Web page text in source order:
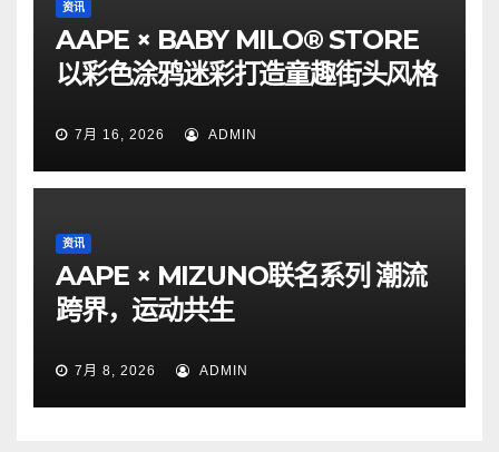
资讯
AAPE × BABY MILO® STORE
以彩色涂鸦迷彩打造童趣街头风格
7月 16, 2026 ADMIN
资讯
AAPE × MIZUNO联名系列 潮流
跨界，运动共生
7月 8, 2026 ADMIN